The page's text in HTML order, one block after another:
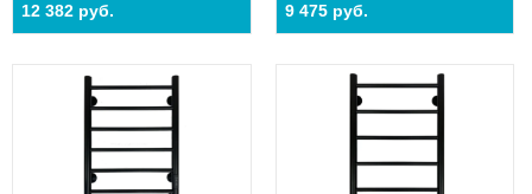
12 382 руб. 9 475 руб.